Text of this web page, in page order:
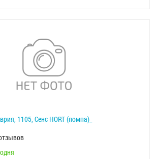
1105, Сенс HORT (помпа)_